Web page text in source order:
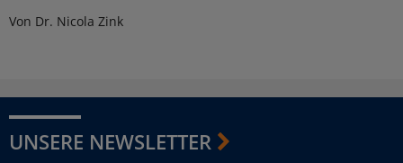
Von Dr. Nicola Zink
UNSERE NEWSLETTER